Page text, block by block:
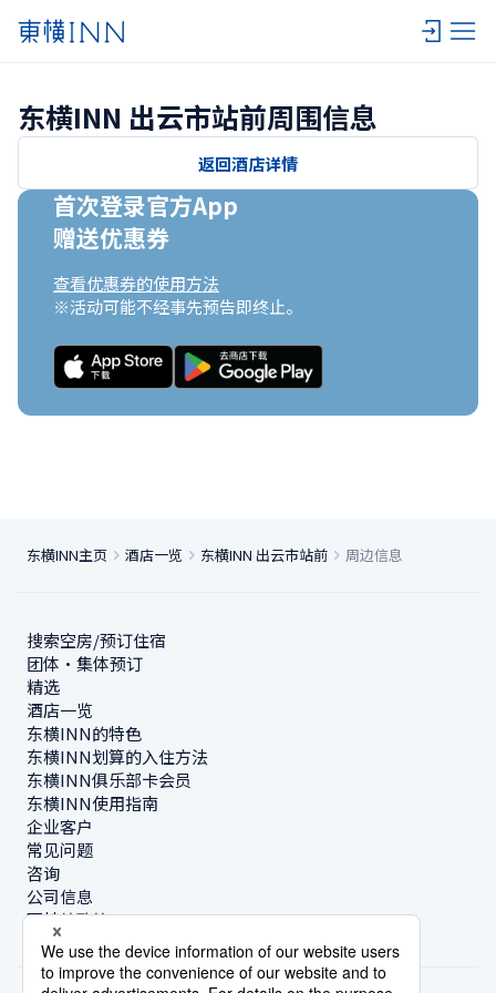
东横INN 出云市站前周围信息
返回酒店详情
首次登录官方App
赠送优惠券
查看优惠券的使用方法
※活动可能不经事先预告即终止。
东横INN主页 酒店一览 东横INN 出云市站前 周边信息
搜索空房/预订住宿
团体・集体预订
精选
酒店一览
东横INN的特色
东横INN划算的入住方法
东横INN俱乐部卡会员
东横INN使用指南
企业客户
常见问题
咨询
公司信息
可持续政策